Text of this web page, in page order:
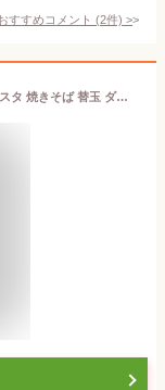
すすめコメント (2件) >
替え玉 50食セット こんにゃく麺 ラーメン パスタ 焼きそば 替玉 ダイエットラーメン ダイエット食品 糖質制限 替え玉 こんにゃく 送料無料 低糖質 こんにゃく麺 低糖質 糖質制限 【221000-50】